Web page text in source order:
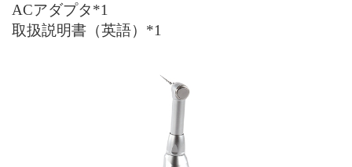
ACアダプタ*1
取扱説明書（英語） *1